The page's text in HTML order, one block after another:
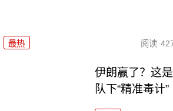
最热 阅读
伊朗赢了？这
队下“精准毒计”